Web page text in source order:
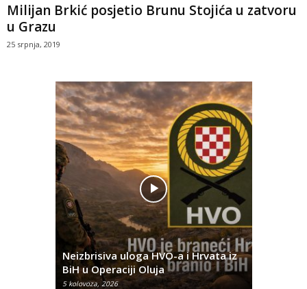
Milijan Brkić posjetio Brunu Stojića u zatvoru
u Grazu
25 srpnja, 2019
Neizbrisiva uloga HVO-a i Hrvata iz
BiH u Operaciji Oluja
5 kolovoza, 2026